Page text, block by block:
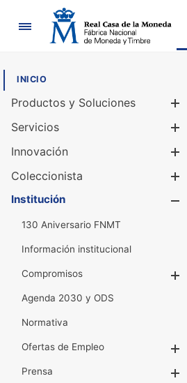
Navegación
INICIO
Productos y Soluciones
Servicios
Innovación
Coleccionista
Institución
130 Aniversario FNMT
Información institucional
Compromisos
Agenda 2030 y ODS
Normativa
Ofertas de Empleo
Prensa